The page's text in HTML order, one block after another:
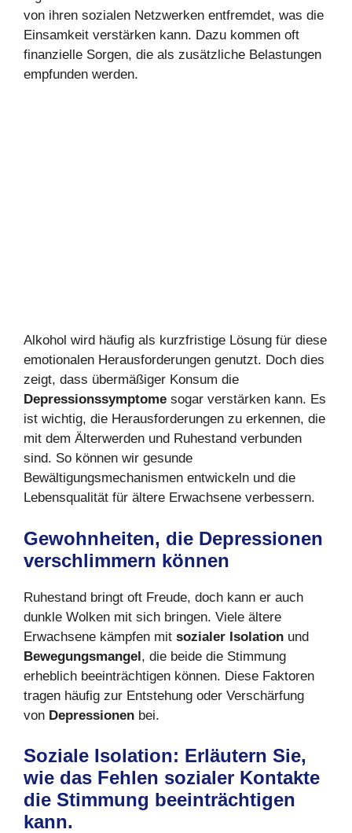
von ihren sozialen Netzwerken entfremdet, was die
Einsamkeit verstärken kann. Dazu kommen oft
finanzielle Sorgen, die als zusätzliche Belastungen
empfunden werden.
Alkohol wird häufig als kurzfristige Lösung für diese
emotionalen Herausforderungen genutzt. Doch dies
zeigt, dass übermäßiger Konsum die
Depressionssymptome sogar verstärken kann. Es
ist wichtig, die Herausforderungen zu erkennen, die
mit dem Älterwerden und Ruhestand verbunden
sind. So können wir gesunde
Bewältigungsmechanismen entwickeln und die
Lebensqualität für ältere Erwachsene verbessern.
Gewohnheiten, die Depressionen
verschlimmern können
Ruhestand bringt oft Freude, doch kann er auch
dunkle Wolken mit sich bringen. Viele ältere
Erwachsene kämpfen mit sozialer Isolation und
Bewegungsmangel, die beide die Stimmung
erheblich beeinträchtigen können. Diese Faktoren
tragen häufig zur Entstehung oder Verschärfung
von Depressionen bei.
Soziale Isolation: Erläutern Sie,
wie das Fehlen sozialer Kontakte
die Stimmung beeinträchtigen
kann.